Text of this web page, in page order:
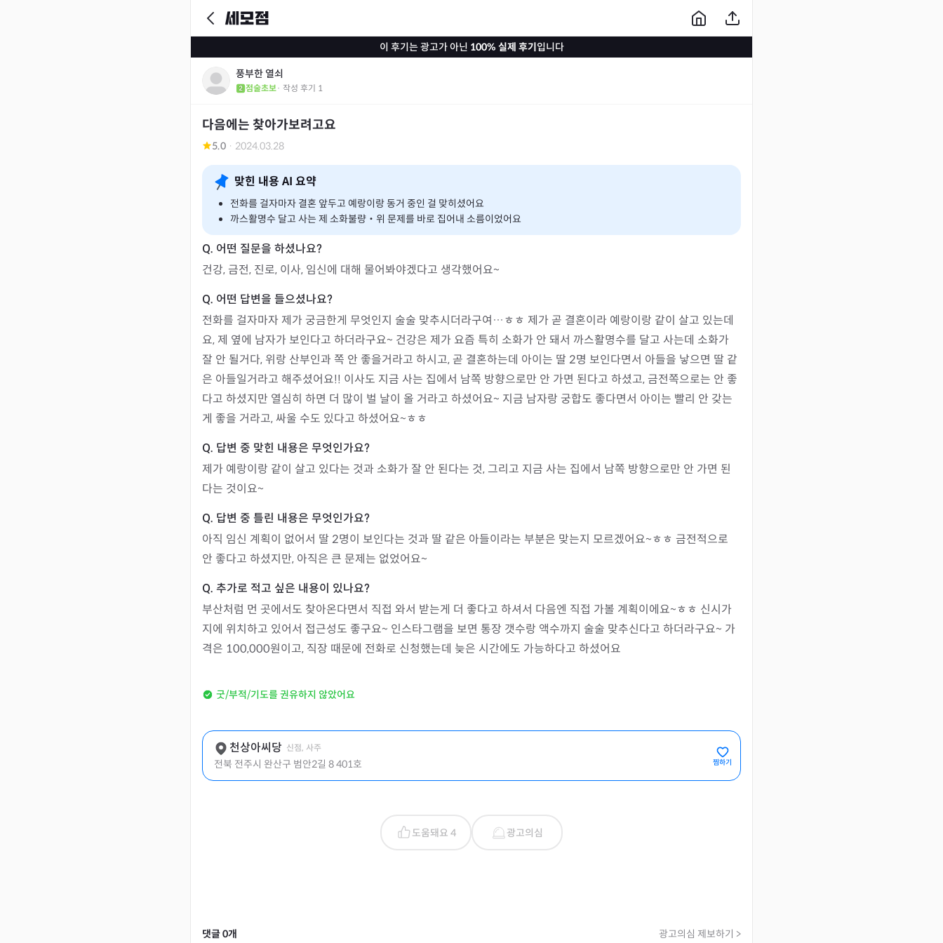
이 후기는 광고가 아닌 100% 실제 후기입니다
풍부한 열쇠
점술초보· 작성 후기 1
다음에는 찾아가보려고요
5.0 · 2024.03.28
맞힌 내용 AI 요약
전화를 걸자마자 결혼 앞두고 예랑이랑 동거 중인 걸 맞히셨어요
까스활명수 달고 사는 제 소화불량‧위 문제를 바로 집어내 소름이었어요
건강, 금전, 진로, 이사, 임신에 대해 물어봐야겠다고 생각했어요~
전화를 걸자마자 제가 궁금한게 무엇인지 술술 맞추시더라구여…ㅎㅎ 제가 곧 결혼이라 예랑이랑 같이 살고 있는데
요, 제 옆에 남자가 보인다고 하더라구요~ 건강은 제가 요즘 특히 소화가 안 돼서 까스활명수를 달고 사는데 소화가
잘 안 될거다, 위랑 산부인과 쪽 안 좋을거라고 하시고, 곧 결혼하는데 아이는 딸 2명 보인다면서 아들을 낳으면 딸 같
은 아들일거라고 해주셨어요!! 이사도 지금 사는 집에서 남쪽 방향으로만 안 가면 된다고 하셨고, 금전쪽으로는 안 좋
다고 하셨지만 열심히 하면 더 많이 벌 날이 올 거라고 하셨어요~ 지금 남자랑 궁합도 좋다면서 아이는 빨리 안 갖는
게 좋을 거라고, 싸울 수도 있다고 하셨어요~ㅎㅎ
제가 예랑이랑 같이 살고 있다는 것과 소화가 잘 안 된다는 것, 그리고 지금 사는 집에서 남쪽 방향으로만 안 가면 된
다는 것이요~
아직 임신 계획이 없어서 딸 2명이 보인다는 것과 딸 같은 아들이라는 부분은 맞는지 모르겠어요~ㅎㅎ 금전적으로
안 좋다고 하셨지만, 아직은 큰 문제는 없었어요~
부산처럼 먼 곳에서도 찾아온다면서 직접 와서 받는게 더 좋다고 하셔서 다음엔 직접 가볼 계획이에요~ㅎㅎ 신시가
지에 위치하고 있어서 접근성도 좋구요~ 인스타그램을 보면 통장 갯수랑 액수까지 술술 맞추신다고 하더라구요~ 가
격은 100,000원이고, 직장 때문에 전화로 신청했는데 늦은 시간에도 가능하다고 하셨어요
굿/부적/기도를 권유하지 않았어요
천상아씨당 신점, 사주
전북 전주시 완산구 범안2길 8 401호 찜하기
도움돼요 4 광고의심
댓글0개 광고의심 제보하기 >